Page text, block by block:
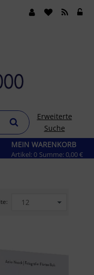
Erweiterte
Suche
MEIN WARENKORB
Artikel: 0 Summe: 0,00 €